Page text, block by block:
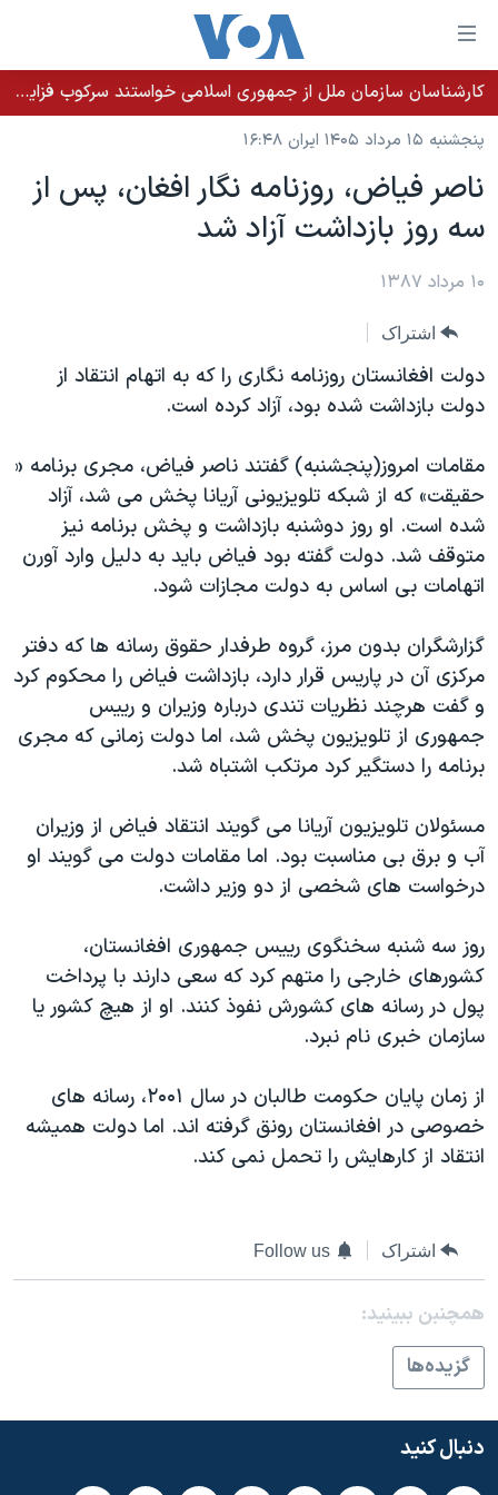
لینکهای
قابل
دسترسی
جهش
محتوای
اصلی
به
اصلی
جهش
به
خانه
نسخه سبک وب‌سایت
موضوع ها
ایران
آمریکا
گزیده‌ها
فرهنگ و زندگی
حقوق شهروندی
اقتصادی
علم و فناوری
اسرائیل در جنگ
گالری عکس
آرشیو پخش زنده
برنامه های تلویزیونی
جدول برنامه ها
صفحه‌های ویژه
عملیات خشم حماسی
بایگانی برنامه‌های تلویزیونی
مستندها
انتخابات ریاست جمهوری آمریکا ۲۰۲۴
حمله جمهوری اسلامی به اسرائیل
رمز مهسا
ورزش زنان در ایران
اعتراضات زن، زندگی، آزادی
مجموعه مستندهای دادخواهی
دادگاه حمید نوری
چهل سال گروگان‌گیری
اعتراضات مردمی آبان ۹۸
اسرائیل در جنگ
نرگس محمدی برنده جایزه نوبل صلح
صفحه‌های ویژه
سفر پرزیدنت ترامپ به چین
فرکانس‌های صدای آمریکا
پخش رادیویی
یادگیری زبان انگلیسی
دنبال کنید
زبانهای مختلف
کارشناسان سازمان ملل از جمهوری اسلامی خواستند سرکوب فزاینده اقلیت‌های قومی را متوقف کند
پنجشنبه ۱۵ مرداد ۱۴۰۵ ایران ۱۶:۴۸
ناصر فیاض، روزنامه نگار افغان، پس از
سه روز بازداشت آزاد شد
۱۰ مرداد ۱۳۸۷
اشتراک
دولت افغانستان روزنامه نگاری را که به اتهام انتقاد از
دولت بازداشت شده بود، آزاد کرده است.
مقامات امروز(پنجشنبه) گفتند ناصر فیاض، مجری برنامه «
حقیقت» که از شبکه تلویزیونی آریانا پخش می شد، آزاد
شده است. او روز دوشنبه بازداشت و پخش برنامه نیز
متوقف شد. دولت گفته بود فیاض باید به دلیل وارد آورن
اتهامات بی اساس به دولت مجازات شود.
گزارشگران بدون مرز، گروه طرفدار حقوق رسانه ها که دفتر
مرکزی آن در پاریس قرار دارد، بازداشت فیاض را محکوم کرد
و گفت هرچند نظریات تندی درباره وزیران و رییس
جمهوری از تلویزیون پخش شد، اما دولت زمانی که مجری
برنامه را دستگیر کرد مرتکب اشتباه شد.
مسئولان تلویزیون آریانا می گویند انتقاد فیاض از وزیران
آب و برق بی مناسبت بود. اما مقامات دولت می گویند او
درخواست های شخصی از دو وزیر داشت.
روز سه شنبه سخنگوی رییس جمهوری افغانستان،
کشورهای خارجی را متهم کرد که سعی دارند با پرداخت
پول در رسانه های کشورش نفوذ کنند. او از هیچ کشور یا
سازمان خبری نام نبرد.
از زمان پایان حکومت طالبان در سال ۲۰۰۱، رسانه های
خصوصی در افغانستان رونق گرفته اند. اما دولت همیشه
انتقاد از کارهایش را تحمل نمی کند.
اشتراک Follow us
همچنبن ببینید:
گزيده‌ها
دنبال کنید